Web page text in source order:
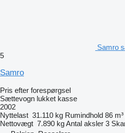
Samro
5
Samro
Pris efter forespørgsel
Sættevogn lukket kasse
2002
Nyttelast 31.110 kg Rumindhold 86 m³
Nettovægt 7.890 kgAntal aksler 3